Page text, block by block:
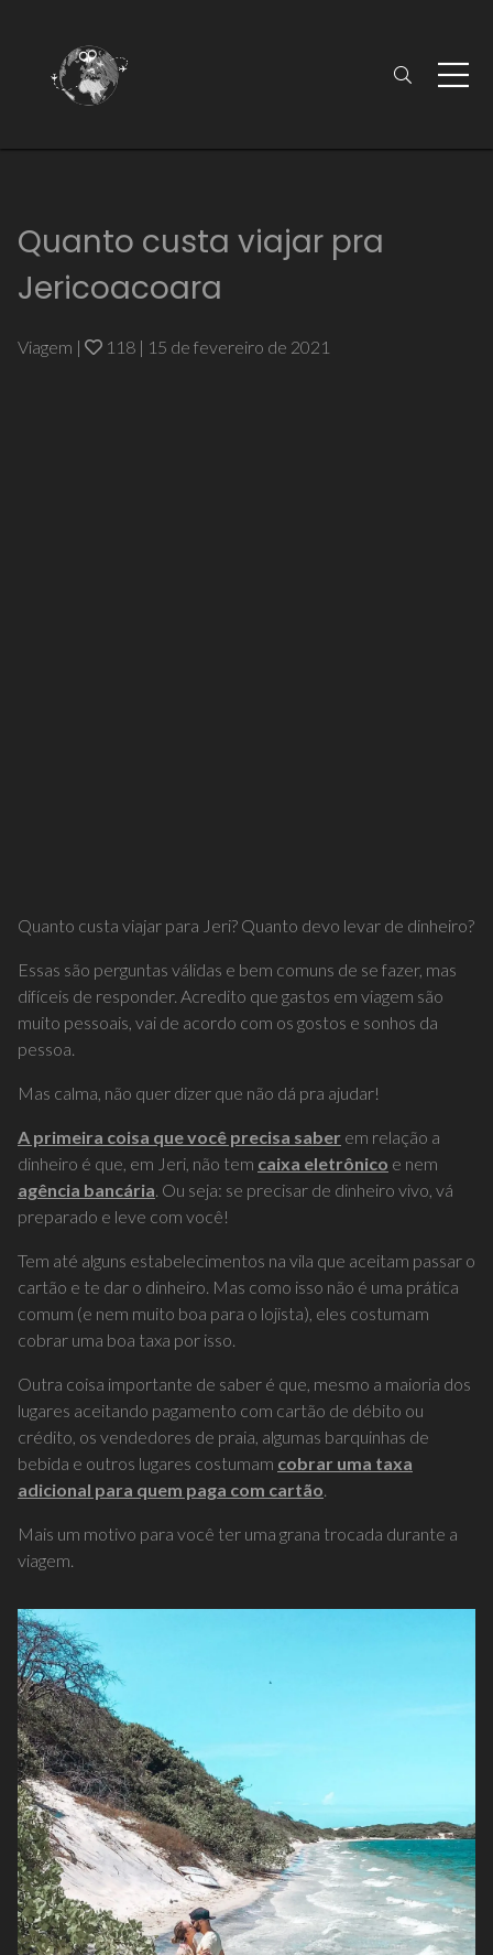
Quanto custa viajar pra
Jericoacoara
Viagem | 118 | 15 de fevereiro de 2021
Quanto custa viajar para Jeri? Quanto devo levar de dinheiro?
Essas são perguntas válidas e bem comuns de se fazer, mas
difíceis de responder. Acredito que gastos em viagem são
muito pessoais, vai de acordo com os gostos e sonhos da
pessoa.
Mas calma, não quer dizer que não dá pra ajudar!
A primeira coisa que você precisa saber em relação a
dinheiro é que, em Jeri, não tem caixa eletrônico e nem
agência bancária. Ou seja: se precisar de dinheiro vivo, vá
preparado e leve com você!
Tem até alguns estabelecimentos na vila que aceitam passar o
cartão e te dar o dinheiro. Mas como isso não é uma prática
comum (e nem muito boa para o lojista), eles costumam
cobrar uma boa taxa por isso.
Outra coisa importante de saber é que, mesmo a maioria dos
lugares aceitando pagamento com cartão de débito ou
crédito, os vendedores de praia, algumas barquinhas de
bebida e outros lugares costumam cobrar uma taxa
adicional para quem paga com cartão.
Mais um motivo para você ter uma grana trocada durante a
viagem.